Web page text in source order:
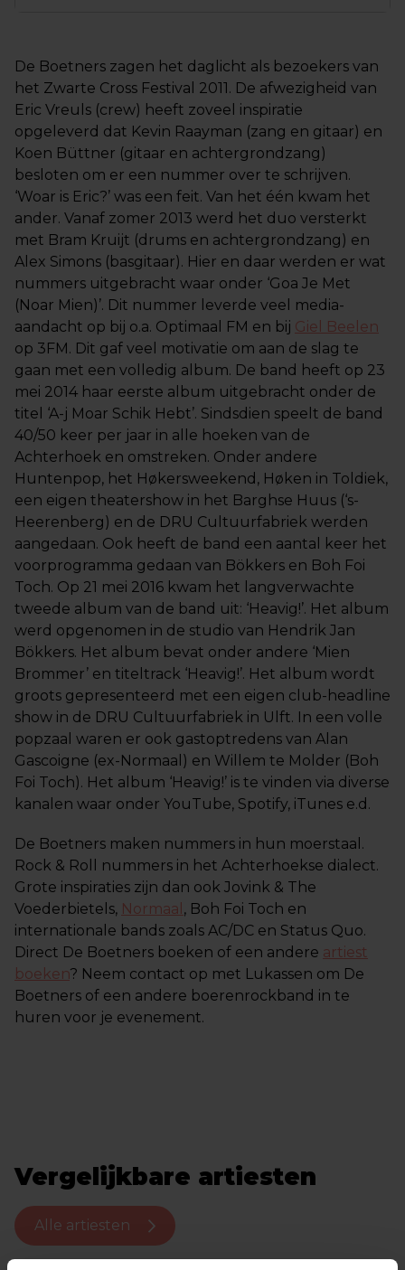
De Boetners zagen het daglicht als bezoekers van
het Zwarte Cross Festival 2011. De afwezigheid van
Eric Vreuls (crew) heeft zoveel inspiratie
opgeleverd dat Kevin Raayman (zang en gitaar) en
Koen Büttner (gitaar en achtergrondzang)
besloten om er een nummer over te schrijven.
‘Woar is Eric?’ was een feit. Van het één kwam het
ander. Vanaf zomer 2013 werd het duo versterkt
met Bram Kruijt (drums en achtergrondzang) en
Alex Simons (basgitaar). Hier en daar werden er wat
nummers uitgebracht waar onder ‘Goa Je Met
(Noar Mien)’. Dit nummer leverde veel media-
aandacht op bij o.a. Optimaal FM en bij Giel Beelen
op 3FM. Dit gaf veel motivatie om aan de slag te
gaan met een volledig album. De band heeft op 23
mei 2014 haar eerste album uitgebracht onder de
titel ‘A-j Moar Schik Hebt’. Sindsdien speelt de band
40/50 keer per jaar in alle hoeken van de
Achterhoek en omstreken. Onder andere
Huntenpop, het Høkersweekend, Høken in Toldiek,
een eigen theatershow in het Barghse Huus (‘s-
Heerenberg) en de DRU Cultuurfabriek werden
aangedaan. Ook heeft de band een aantal keer het
voorprogramma gedaan van Bökkers en Boh Foi
Toch. Op 21 mei 2016 kwam het langverwachte
tweede album van de band uit: ‘Heavig!’. Het album
werd opgenomen in de studio van Hendrik Jan
Bökkers. Het album bevat onder andere ‘Mien
Brommer’ en titeltrack ‘Heavig!’. Het album wordt
groots gepresenteerd met een eigen club-headline
show in de DRU Cultuurfabriek in Ulft. In een volle
popzaal waren er ook gastoptredens van Alan
Gascoigne (ex-Normaal) en Willem te Molder (Boh
Foi Toch). Het album ‘Heavig!’ is te vinden via diverse
kanalen waar onder YouTube, Spotify, iTunes e.d.
De Boetners maken nummers in hun moerstaal.
Rock & Roll nummers in het Achterhoekse dialect.
Grote inspiraties zijn dan ook Jovink & The
Voederbietels, Normaal , Boh Foi Toch en
internationale bands zoals AC/DC en Status Quo.
Direct De Boetners boeken of een andere artiest
boeken? Neem contact op met Lukassen om De
Boetners of een andere boerenrockband in te
huren voor je evenement.
Vergelijkbare artiesten
Alle artiesten